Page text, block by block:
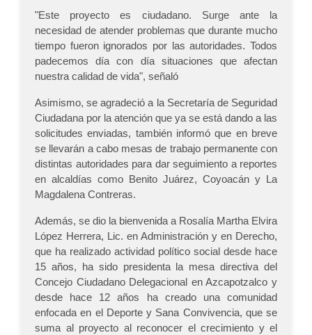
"Este proyecto es ciudadano. Surge ante la
necesidad de atender problemas que durante mucho
tiempo fueron ignorados por las autoridades. Todos
padecemos día con día situaciones que afectan
nuestra calidad de vida", señaló
Asimismo, se agradeció a la Secretaría de Seguridad
Ciudadana por la atención que ya se está dando a las
solicitudes enviadas, también informó que en breve
se llevarán a cabo mesas de trabajo permanente con
distintas autoridades para dar seguimiento a reportes
en alcaldías como Benito Juárez, Coyoacán y La
Magdalena Contreras.
Además, se dio la bienvenida a Rosalía Martha Elvira
López Herrera, Lic. en Administración y en Derecho,
que ha realizado actividad político social desde hace
15 años, ha sido presidenta la mesa directiva del
Concejo Ciudadano Delegacional en Azcapotzalco y
desde hace 12 años ha creado una comunidad
enfocada en el Deporte y Sana Convivencia, que se
suma al proyecto al reconocer el crecimiento y el